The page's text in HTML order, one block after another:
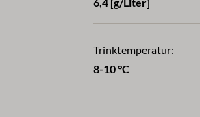
6,4 [g/Liter]
Trinktemperatur:
8-10 °C